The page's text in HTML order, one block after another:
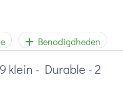
Benodigdheden
klein - Durable - 2